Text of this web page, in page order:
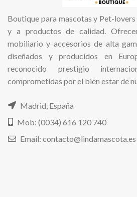
Boutique para mascotas y Pet-
y a productos de calidad.
mobiliario y accesorios de alta
diseñados y producidos en
reconocido prestigio
comprometidas por el bien estar de
Madrid, España
Mob: (0034) 616 120 740
Email: contacto@lindamascota.es